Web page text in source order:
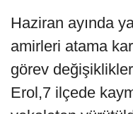
Haziran ayında
amirleri atama
görev
Erol,7 ilçede